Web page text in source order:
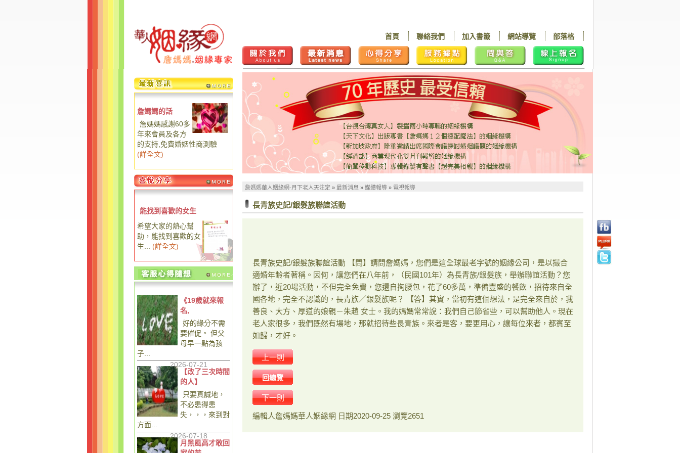
部落格
網站導覽
加入書籤
聯絡我們
首頁
詹媽媽的話
詹媽媽感謝60多
年來會員及各方
的支持,免費婚姻性商測驗
(詳全文)
能找到喜歡的女生
希望大家的熱心幫
助，能找到喜歡的女
生...
(詳全文)
《19歲就來報
名,
好的緣分不需
要催促。 但父
母早一點為孩
子...
2026-07-21
【改了三次時間
的人】
只要真誠地，
不必患得患
失，，，來到對
方面...
2026-07-18
月黑風高才敢回
詹媽媽華人姻緣網-月下老人天注定 » 最新消息 » 媒體報導 » 電視報導
長青族史記/銀髮族聯誼活動
長青族史記/銀髮族聯誼活動 【問】請問詹媽媽，您們是這全球最老字號的姻緣公司，是以撮合
適婚年齢者著稱。因何，讓您們在八年前，（民國101年）為長青族/銀髮族，舉辦聯誼活動？您
辦了，近20場活動，不但完全免費，您還自掏腰包，花了60多萬，準備豐盛的餐飲，招待來自全
國各地，完全不認識的，長青族／銀髮族呢？ 【答】其實，當初有這個想法，是完全來自於，我
善良、大方、厚道的娘親－朱趙 女士。我的媽媽常常說：我們自己節省些，可以幫助他人。現在
老人家很多，我們既然有場地，那就招待些長青族。來者是客，要更用心，讓每位來者，都賓至
如歸，才好。
上一則
回總覽
下一則
編輯人詹媽媽華人姻緣網 日期2020-09-25 瀏覽2651